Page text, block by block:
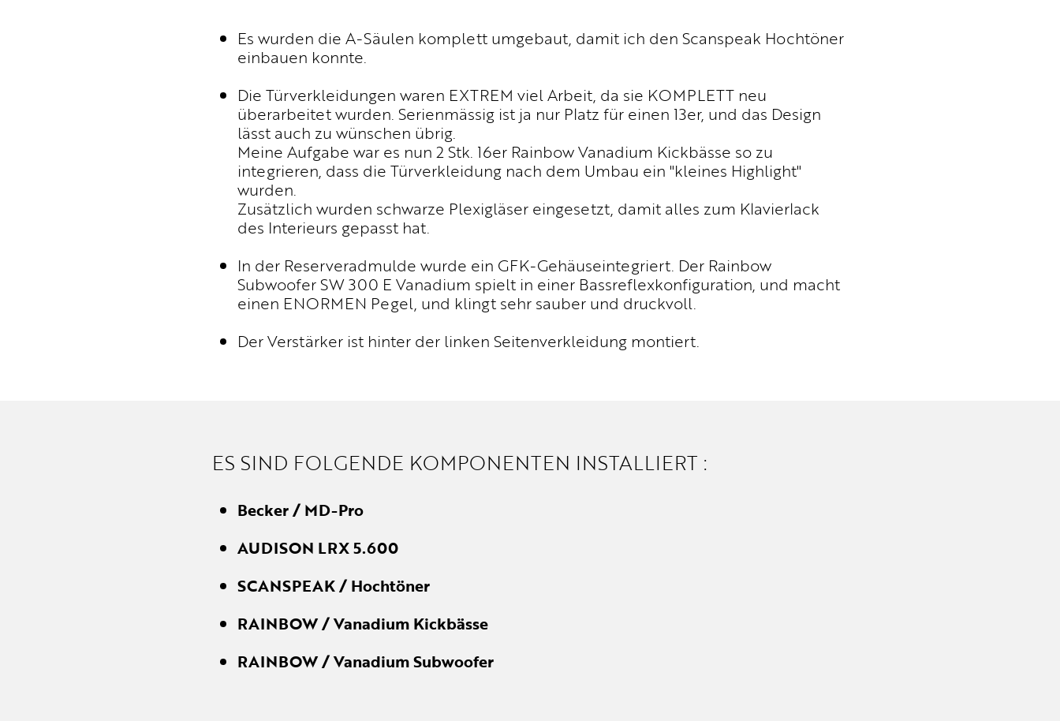
Es wurden die A-Säulen komplett umgebaut, damit ich den Scanspeak Hochtöner
einbauen konnte.
Die Türverkleidungen waren EXTREM viel Arbeit, da sie KOMPLETT neu
überarbeitet wurden. Serienmässig ist ja nur Platz für einen 13er, und das Design
lässt auch zu wünschen übrig.
Meine Aufgabe war es nun 2 Stk. 16er Rainbow Vanadium Kickbässe so zu
integrieren, dass die Türverkleidung nach dem Umbau ein "kleines Highlight"
wurden.
Zusätzlich wurden schwarze Plexigläser eingesetzt, damit alles zum Klavierlack
des Interieurs gepasst hat.
In der Reserveradmulde wurde ein GFK-Gehäuseintegriert. Der Rainbow
Subwoofer SW 300 E Vanadium spielt in einer Bassreflexkonfiguration, und macht
einen ENORMEN Pegel, und klingt sehr sauber und druckvoll.
Der Verstärker ist hinter der linken Seitenverkleidung montiert.
ES SIND FOLGENDE KOMPONENTEN INSTALLIERT :
Becker / MD-Pro
AUDISON LRX 5.600
SCANSPEAK / Hochtöner
RAINBOW / Vanadium Kickbässe
RAINBOW / Vanadium Subwoofer